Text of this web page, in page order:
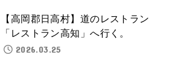
【高岡郡日高村】道のレストラン
「レストラン高知」へ行く。
2026.03.25